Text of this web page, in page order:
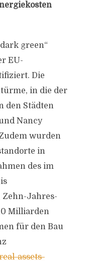
green“
EU-
Die
in die der
den Städten
Nancy
wurden
in
des im
Zehn-Jahres-
Milliarden
für den Bau
assets-